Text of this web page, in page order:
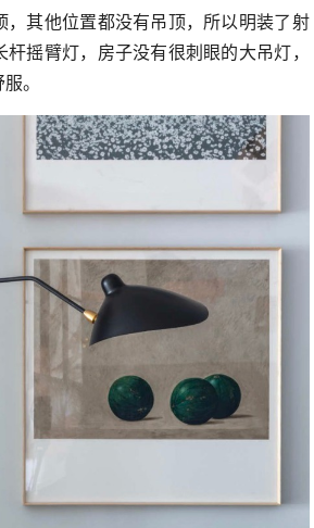
，其他位置都没有吊顶，所以明装了射
摇臂灯，房子没有很刺眼的大吊灯，
。